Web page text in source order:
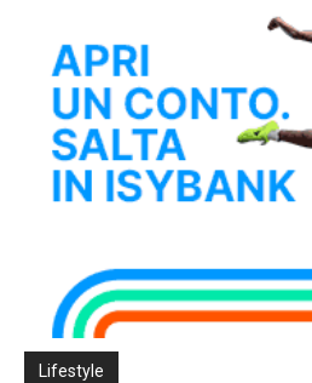
Lifestyle